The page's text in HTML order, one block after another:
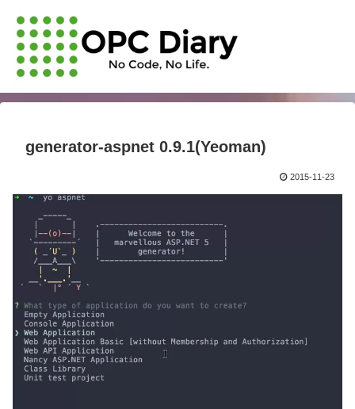
generator-aspnet 0.9.1(Yeoman)
2015-11-23